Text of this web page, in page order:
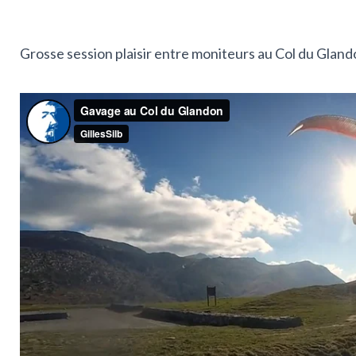
Grosse session plaisir entre moniteurs au Col du